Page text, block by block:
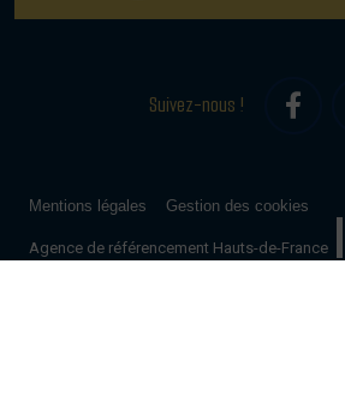
Suivez-nous !
Mentions légales Gestion des cookies
Agence de référencement Hauts-de-France